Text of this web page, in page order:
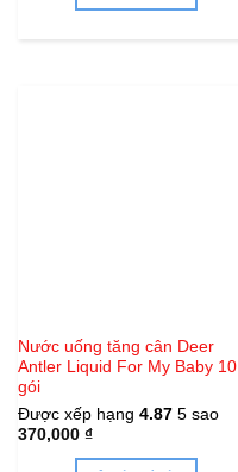
Nước uống tăng cân Deer
Antler Liquid For My Baby 10
gói
Được xếp hạng 4.875 sao
370,000 ₫